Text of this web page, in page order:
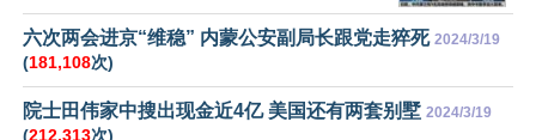
六次两会进京“维稳” 内蒙公安副局长跟党走猝死 2024/3/19
(181,108次)
院士田伟家中搜出现金近4亿 美国还有两套别墅 2024/3/19
(212,313次)